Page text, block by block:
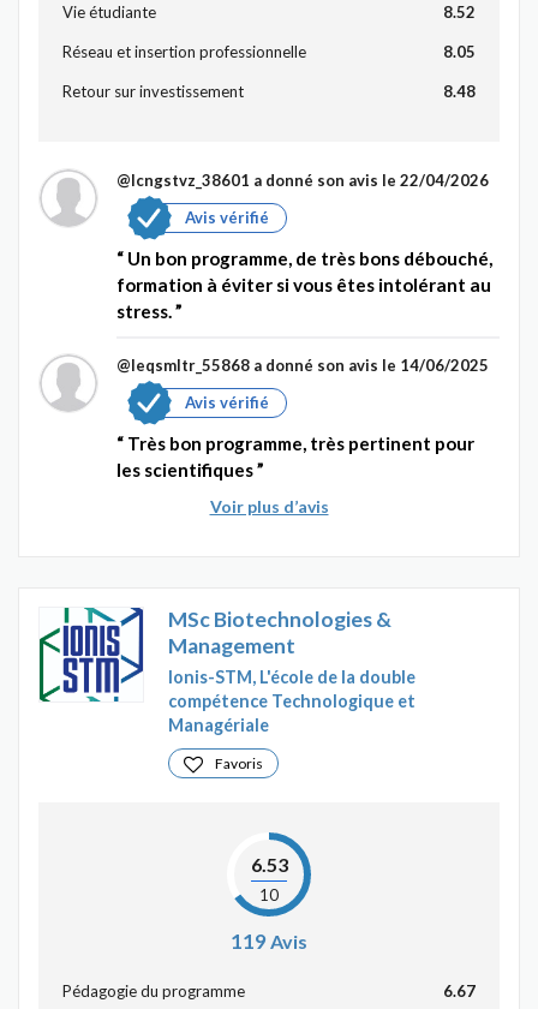
Vie étudiante 8.52
Réseau et insertion professionnelle 8.05
Retour sur investissement 8.48
@Icngstvz_38601 a donné son avis le 22/04/2026
Avis vérifié
Un bon programme, de très bons débouché,
formation à éviter si vous êtes intolérant au
stress.
@Ieqsmltr_55868 a donné son avis le 14/06/2025
Avis vérifié
Très bon programme, très pertinent pour
les scientifiques
Voir plus d’avis
MSc Biotechnologies &
Management
Ionis-STM, L'école de la double
compétence Technologique et
Managériale
Favoris
6.53
10
119Avis
Pédagogie du programme 6.67